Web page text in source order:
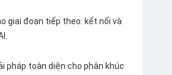
giai đoạn tiếp theo: kết nối và
pháp toàn diện cho phân khúc